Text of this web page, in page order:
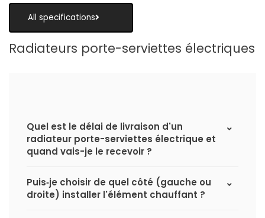
All specifications
Radiateurs porte-serviettes électriques
Quel est le délai de livraison d'un
radiateur porte-serviettes électrique et
quand vais-je le recevoir ?
Puis‑je choisir de quel côté (gauche ou
droite) installer l'élément chauffant ?